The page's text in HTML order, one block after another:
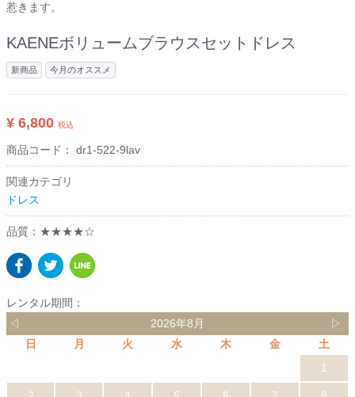
惹きます。
KAENEボリュームブラウスセットドレス
新商品 今月のオススメ
¥ 6,800 税込
商品コード： dr1-522-9lav
関連カテゴリ
ドレス
品質：★★★★☆
レンタル期間：
◁
2026年8月
▷
日
月 火 水 木 金
土
1